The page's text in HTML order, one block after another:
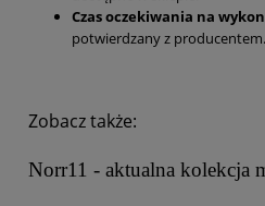
Czas oczekiwania na
potwierdzany z producentem.
Zobacz także:
Norr11 - aktualna kolekcja